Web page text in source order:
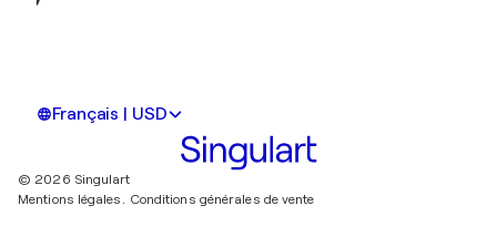
Français | USD
© 2026 Singulart
Mentions légales. Conditions générales de vente